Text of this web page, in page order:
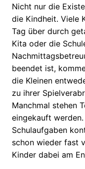
Nicht nur die
die Kindheit. Viele
Tag über durch
Kita oder die
beendet ist,
die Kleinen
zu ihrer
Manchmal stehen
eingekauft
Schulaufgaben
schon wieder fast
Kinder dabei am